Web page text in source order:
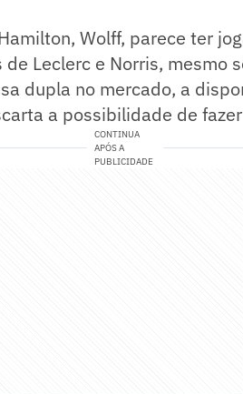
Wolff, parece ter
Leclerc e Norris, mesmo
dupla no mercado, a
a possibilidade de fazer
CONTINUA
APÓS A
PUBLICIDADE